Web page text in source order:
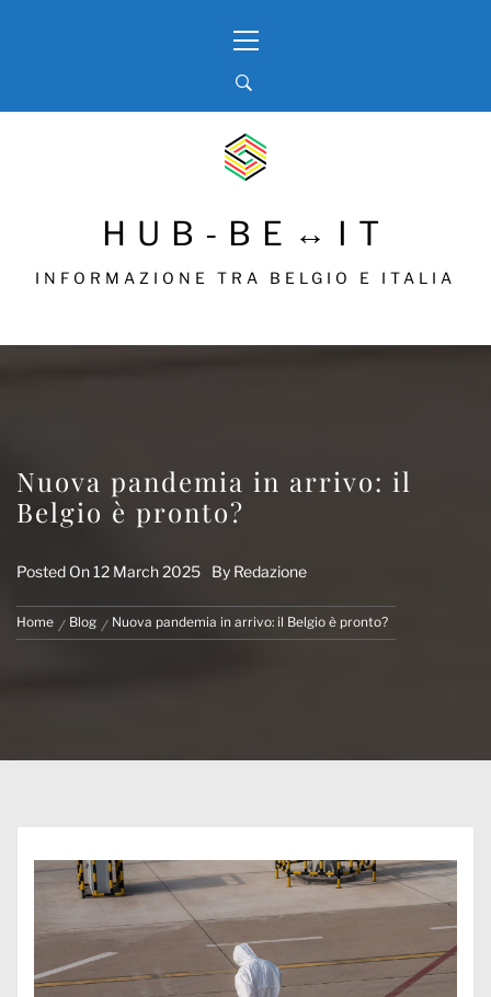
Menu
HUB-BE↔IT
INFORMAZIONE TRA BELGIO E ITALIA
Nuova pandemia in arrivo: il
Belgio è pronto?
Posted On12 March 2025 By Redazione
Home Blog Nuova pandemia in arrivo: il Belgio è pronto?